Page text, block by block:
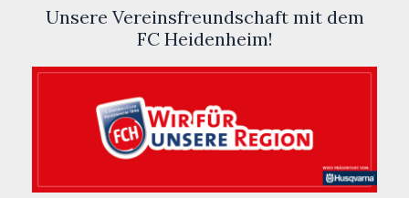
Unsere Vereinsfreundschaft mit dem
FC Heidenheim!